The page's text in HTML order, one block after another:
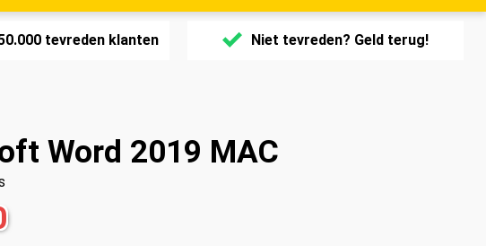
tevreden klanten Niet tevreden? Geld terug!
Word 2019 MAC